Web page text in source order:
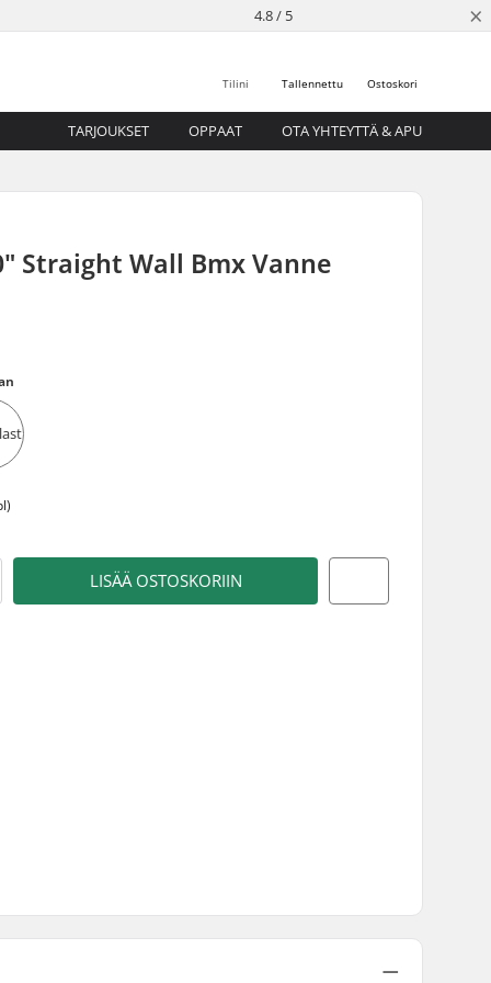
4.8 / 5 ×
Ostoskori
Tallennettu
Tilini
TARJOUKSET OPPAAT OTA YHTEYTTÄ & APU
Straight Wall Bmx Vanne
LISÄÄ OSTOSKORIIN